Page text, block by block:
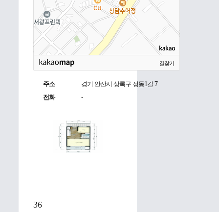
길찾기
주소
경기 안산시 상록구 정동1길 7
전화
-
36